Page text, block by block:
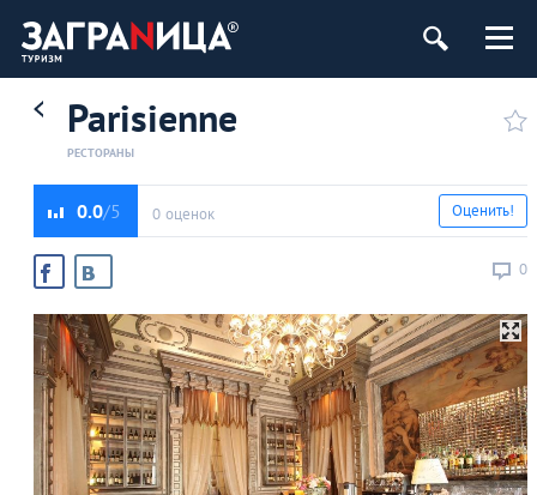
Parisienne
РЕСТОРАНЫ
0.0 0 оценок
0
Оценить!